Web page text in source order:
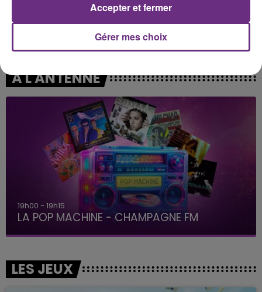
I Knew It, I Knew You What Lovers Do
A L'ANTENNE
19h00 - 19h15
LA POP MACHINE - CHAMPAGNE FM
LES JEUX
Gérer mes choix
Accepter et fermer